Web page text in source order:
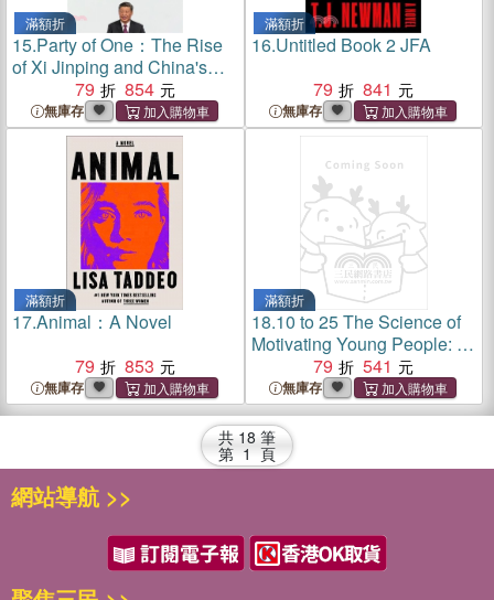
滿額折
15.Party of One：The Rise
of Xi Jinping and China's
Superpower Future
79 854
無庫存
滿額折
16.Untitled Book 2 JFA
79
841
無庫存
滿額折
17.Animal：A Novel
79
853
無庫存
滿額折
18.10 to 25 The Science of
Motivating Young People: A
Groundbreaking Approach
to Leading the Next
Generation for Managers,
Parents, and Educators
79 541
無庫存
共 18 筆
第 1 頁
網站導航 >>